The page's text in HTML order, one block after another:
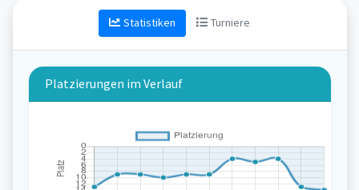
Statistiken Turniere
Platzierungen im Verlauf